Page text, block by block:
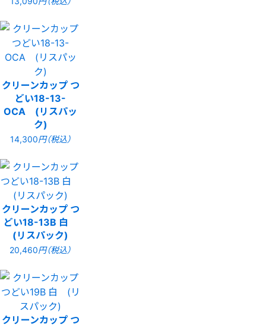
クリーンカップ つ
どい18-13-
OCA (リスパッ
ク)
14,300円（税込）
クリーンカップ つ
どい18-13B 白
(リスパック)
20,460円（税込）
クリーンカップ つ